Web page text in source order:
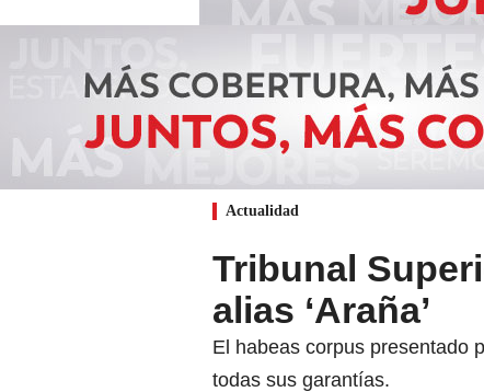
Actualidad
Tribunal
alias ‘Araña’
El habeas corpus presentado
todas sus garantías.